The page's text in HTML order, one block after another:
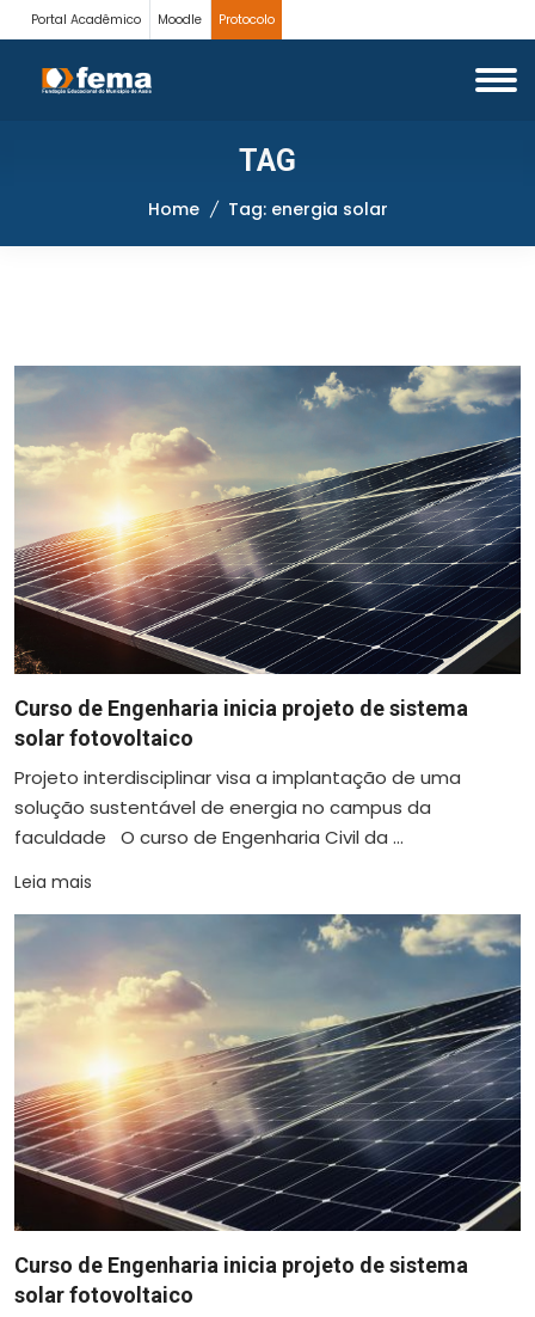
Portal Acadêmico Moodle Protocolo
TAG
Home Tag: energia solar
Curso de Engenharia inicia projeto de sistema
solar fotovoltaico
Projeto interdisciplinar visa a implantação de uma
solução sustentável de energia no campus da
faculdade O curso de Engenharia Civil da ...
Leia mais
Curso de Engenharia inicia projeto de sistema
solar fotovoltaico